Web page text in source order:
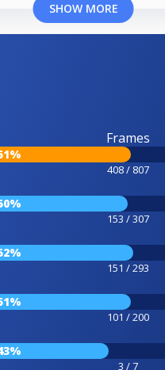
SHOW MORE
Frames
408 / 807
153 / 307
151 / 293
101 / 200
3 / 7